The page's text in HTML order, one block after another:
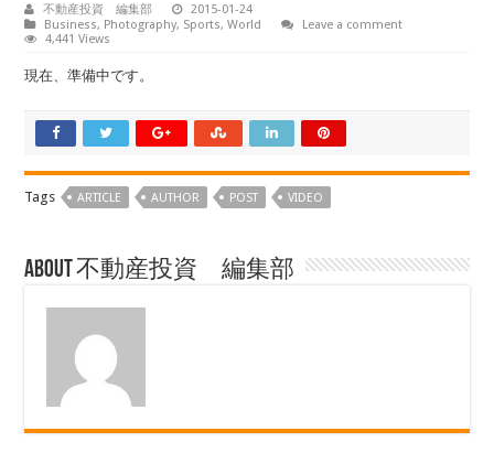
不動産投資 編集部
2015-01-24
Business, Photography, Sports,World
Leave a comment
4,441 Views
現在、準備中です。
Tags ARTICLE AUTHOR POST VIDEO
About 不動産投資 編集部